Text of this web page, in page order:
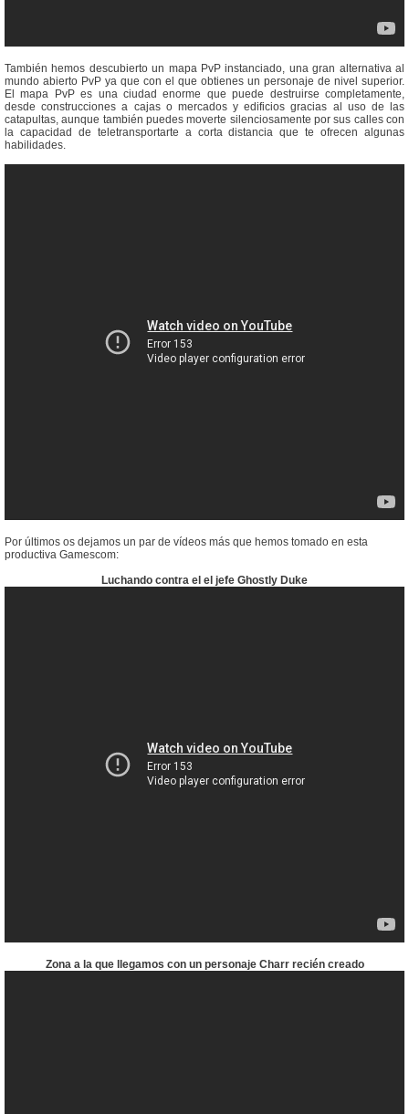
También hemos descubierto un mapa PvP instanciado, una gran alternativa al
mundo abierto PvP ya que con el que obtienes un personaje de nivel superior.
El mapa PvP es una ciudad enorme que puede destruirse completamente,
desde construcciones a cajas o mercados y edificios gracias al uso de las
catapultas, aunque también puedes moverte silenciosamente por sus calles con
la capacidad de teletransportarte a corta distancia que te ofrecen algunas
habilidades.
Por últimos os dejamos un par de vídeos más que hemos tomado en esta
productiva Gamescom:
Luchando contra el el jefe Ghostly Duke
Zona a la que llegamos con un personaje Charr recién creado